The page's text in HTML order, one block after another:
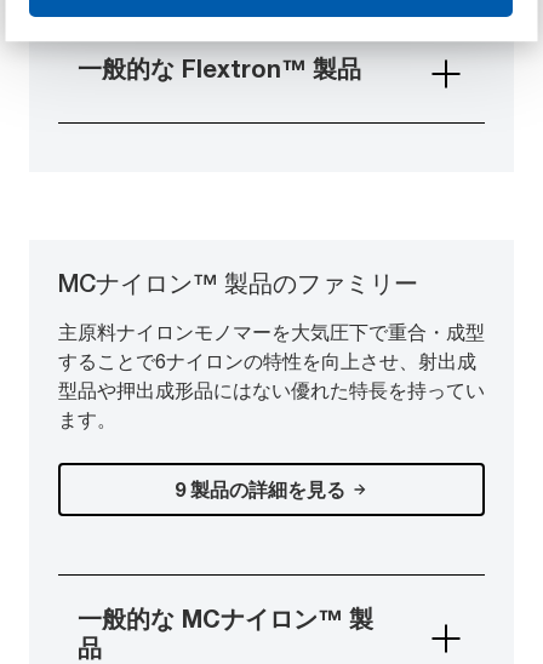
一般的な Flextron™ 製品
MCナイロン™ 製品のファミリー
主原料ナイロンモノマーを大気圧下で重合・成型
することで6ナイロンの特性を向上させ、射出成
型品や押出成形品にはない優れた特長を持ってい
ます。
9 製品の詳細を見る
一般的な MCナイロン™ 製
品